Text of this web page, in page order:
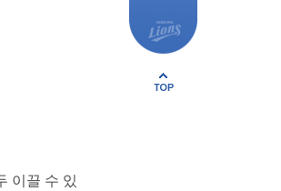
이끌 수 있